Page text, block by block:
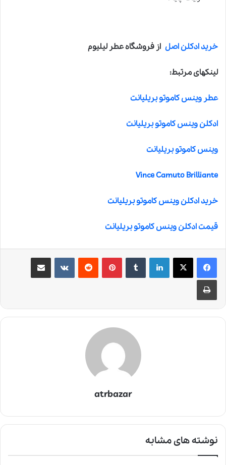
خرید ادکلن اصل از فروشگاه عطر لیلیوم
لینکهای مرتبط:
عطر وینس کاموتو بریلیانت
ادکلن وینس کاموتو بریلیانت
وینس کاموتو بریلیانت
Vince Camuto Brilliante
خرید ادکلن وینس کاموتو بریلیانت
قیمت ادکلن وینس کاموتو بریلیانت
لینکدین ‫پین‌ترست ‫رددیت
چاپ
atrbazar
نوشته های مشابه